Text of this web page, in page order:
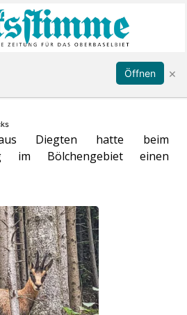
Anmelden
Diegten hatte beim
im Bölchengebiet einen
Öffnen ×